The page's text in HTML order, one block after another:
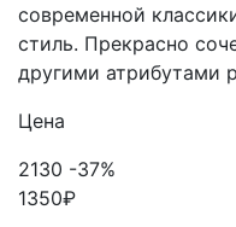
современной
стиль. Прекрасно
другими атрибутами
Цена
2130 -37%
1350₽